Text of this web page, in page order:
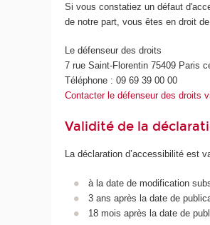
Si vous constatiez un défaut
de notre part, vous êtes en droit
Le défenseur des droits
7 rue Saint-Florentin 75409 Paris
Téléphone : 09 69 39 00 00
Contacter le défenseur des droits
Validité de la
La déclaration d’accessibilité est
à la date de modification
3 ans après la date de
18 mois après la date de